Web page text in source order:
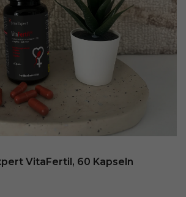
VitaFertil, 60 Kapseln